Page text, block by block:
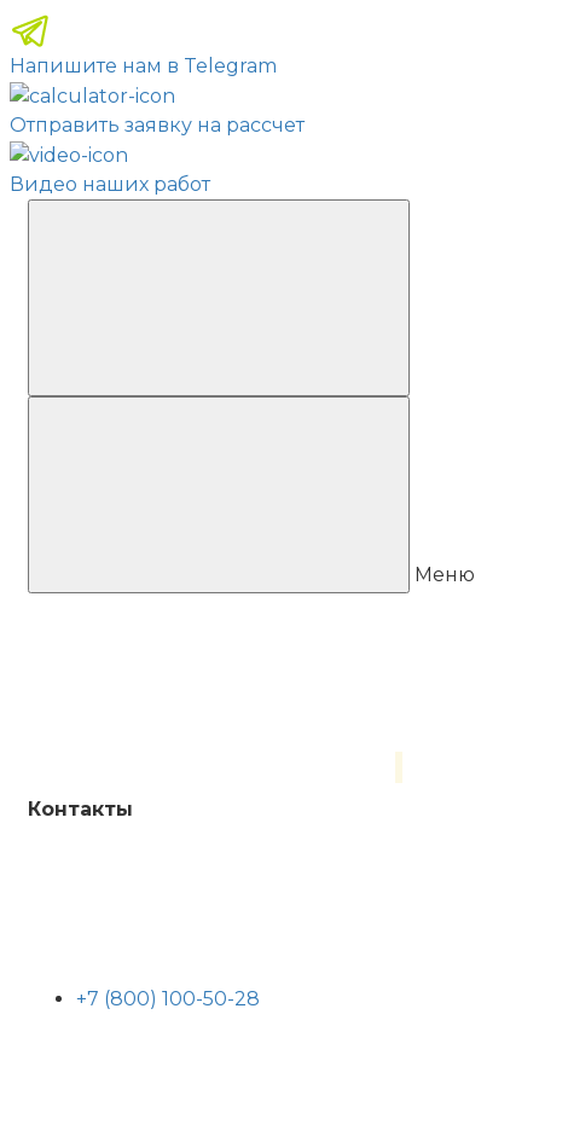
Напишите нам в Telegram
Отправить заявку на рассчет
Видео наших работ
Меню
Контакты
+7 (800) 100-50-28